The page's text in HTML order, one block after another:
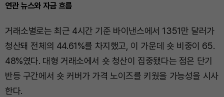
연관 뉴스와 자금 흐름
거래소별로는 최근 4시간 기준 바이낸스에서 1351만 달러가
청산돼 전체의 44.61%를 차지했고, 이 가운데 숏 비중이 65.
48%였다. 대형 거래소에서 숏 청산이 집중됐다는 점은 단기
반등 구간에서 숏 커버가 가격 노이즈를 키웠을 가능성을 시사
한다.